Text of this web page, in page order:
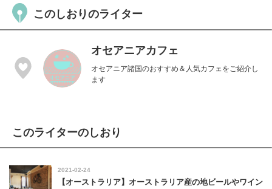
このしおりのライター
オセアニアカフェ
オセアニア諸国のおすすめ＆人気カフェをご紹介し
ます
このライターのしおり
2021-02-24
【オーストラリア】オーストラリア産の地ビールやワイン